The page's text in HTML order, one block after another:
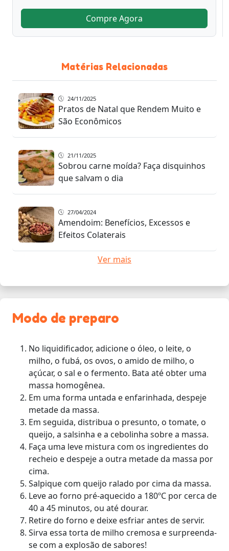
Compre Agora
Matérias Relacionadas
24/11/2025
Pratos de Natal que Rendem Muito e
São Econômicos
21/11/2025
Sobrou carne moída? Faça disquinhos
que salvam o dia
27/04/2024
Amendoim: Benefícios, Excessos e
Efeitos Colaterais
Ver mais
Modo de preparo
No liquidificador, adicione o óleo, o leite, o
milho, o fubá, os ovos, o amido de milho, o
açúcar, o sal e o fermento. Bata até obter uma
massa homogênea.
Em uma forma untada e enfarinhada, despeje
metade da massa.
Em seguida, distribua o presunto, o tomate, o
queijo, a salsinha e a cebolinha sobre a massa.
Faça uma leve mistura com os ingredientes do
recheio e despeje a outra metade da massa por
cima.
Salpique com queijo ralado por cima da massa.
Leve ao forno pré-aquecido a 180ºC por cerca de
40 a 45 minutos, ou até dourar.
Retire do forno e deixe esfriar antes de servir.
Sirva essa torta de milho cremosa e surpreenda-
se com a explosão de sabores!